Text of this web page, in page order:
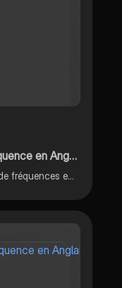
Et Leur Place - [5EME]
Fiche de révision sur les adverbes de fréquences en Anglais et leur place dans les phrases [5EME] S'ENTRAINER : https://www.anglaisfacile.com/exercices/exercice-anglais-2/exercice-anglais-3528.php